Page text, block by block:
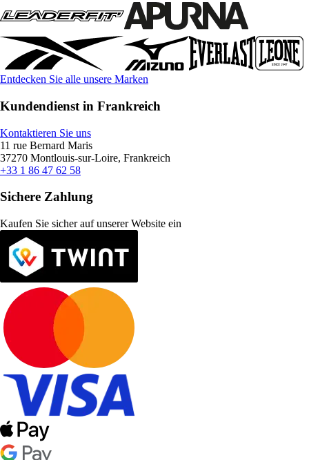
Entdecken Sie alle unsere Marken
Kundendienst in Frankreich
Kontaktieren Sie uns
11 rue Bernard Maris
37270 Montlouis-sur-Loire, Frankreich
+33 1 86 47 62 58
Sichere Zahlung
Kaufen Sie sicher auf unserer Website ein